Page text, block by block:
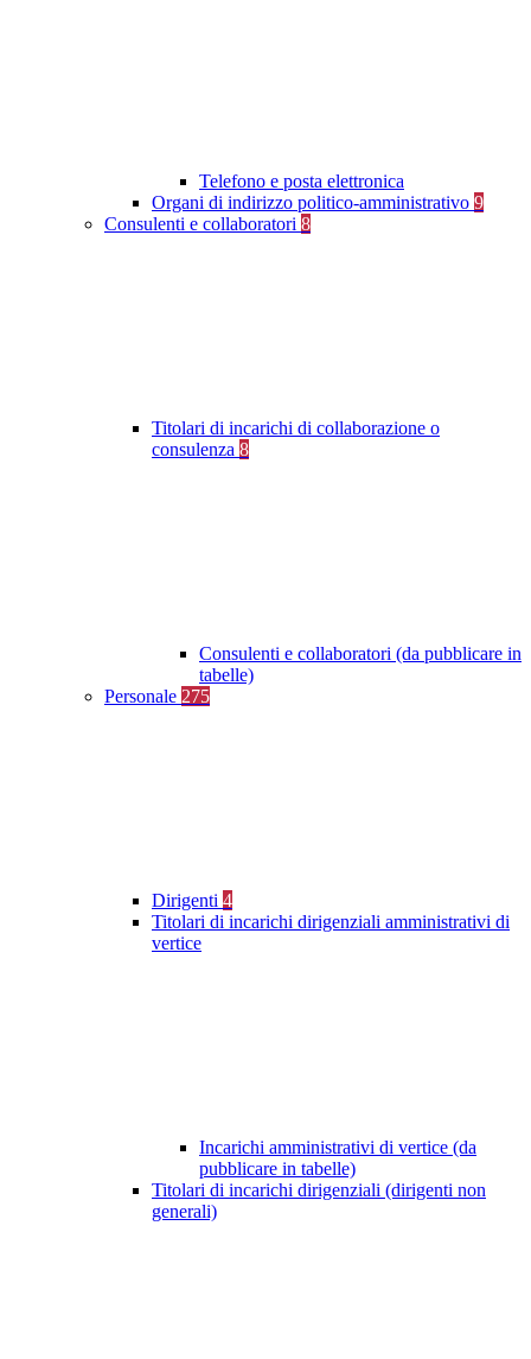
Telefono e posta elettronica
Organi di indirizzo politico-amministrativo 9
Consulenti e collaboratori 8
Titolari di incarichi di collaborazione o
consulenza 8
Consulenti e collaboratori (da pubblicare in
tabelle)
Personale 275
Dirigenti 4
Titolari di incarichi dirigenziali amministrativi di
vertice
Incarichi amministrativi di vertice (da
pubblicare in tabelle)
Titolari di incarichi dirigenziali (dirigenti non
generali)